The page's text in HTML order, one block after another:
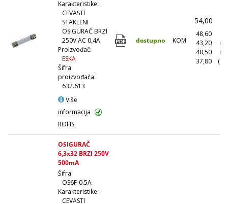
Karakteristike:
CEVASTI
STAKLENI
OSIGURAČ BRZI
250V AC 0,4A
Proizvođač:
ESKA
Šifra
proizvođača:
632.613
Više
informacija
ROHS
dostupno KOM
54,00
48,60
43,20
40,50
37,80
OSIGURAČ
6,3x32 BRZI 250V
500mA
Šifra:
OS6F-0.5A
Karakteristike:
CEVASTI